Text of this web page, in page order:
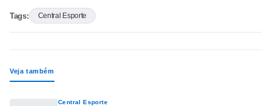
Tags: Central Esporte
Veja também
Central Esporte